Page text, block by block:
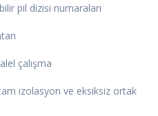
pil dizisi numaraları
çalışma
izolasyon ve eksiksiz ortak